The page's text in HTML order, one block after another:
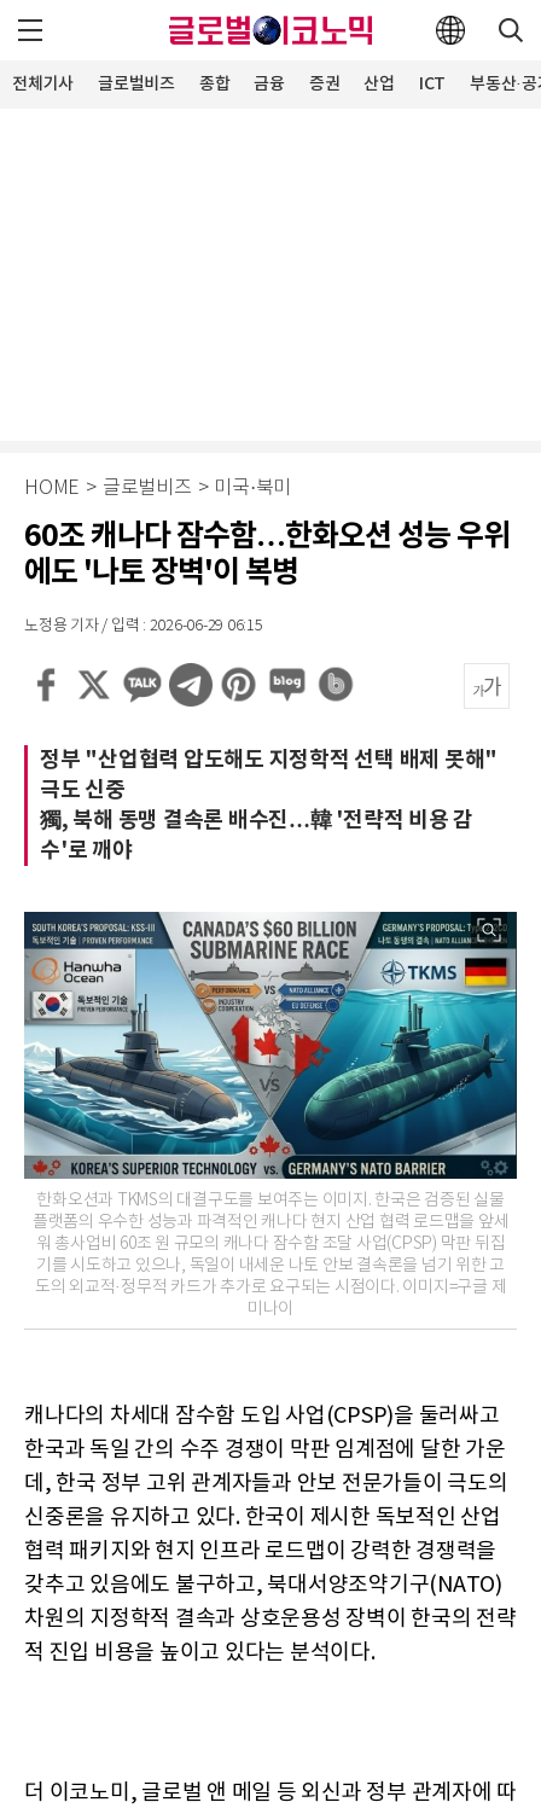
전체기사 글로벌비즈 종합 금융 증권 산업 ICT 부동산·
HOME > 글로벌비즈 > 미국·북미
60조 캐나다 잠수함…한화오션 성능 우위
에도 '나토 장벽'이 복병
노정용 기자 / 입력 : 2026-06-29 06:15
정부 "산업협력 압도해도 지정학적 선택 배제 못해"
극도 신중
獨, 북해 동맹 결속론 배수진…韓 '전략적 비용 감
수'로 깨야
한화오션과 TKMS의 대결구도를 보여주는 이미지. 한국은 검증된 실물
플랫폼의 우수한 성능과 파격적인 캐나다 현지 산업 협력 로드맵을 앞세
워 총사업비 60조 원 규모의 캐나다 잠수함 조달 사업(CPSP) 막판 뒤집
기를 시도하고 있으나, 독일이 내세운 나토 안보 결속론을 넘기 위한 고
도의 외교적·정무적 카드가 추가로 요구되는 시점이다. 이미지=구글 제
미나이
캐나다의 차세대 잠수함 도입 사업(CPSP)을 둘러싸고
한국과 독일 간의 수주 경쟁이 막판 임계점에 달한 가운
데, 한국 정부 고위 관계자들과 안보 전문가들이 극도의
신중론을 유지하고 있다. 한국이 제시한 독보적인 산업
협력 패키지와 현지 인프라 로드맵이 강력한 경쟁력을
갖추고 있음에도 불구하고, 북대서양조약기구(NATO)
차원의 지정학적 결속과 상호운용성 장벽이 한국의 전략
적 진입 비용을 높이고 있다는 분석이다.
더 이코노미, 글로벌 앤 메일 등 외신과 정부 관계자에 따